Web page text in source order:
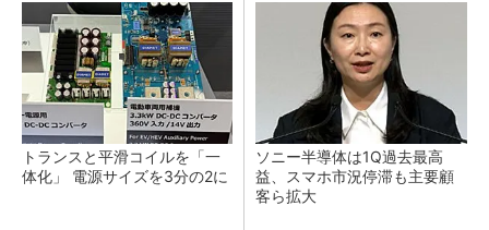
トランスと平滑コイルを「一
体化」 電源サイズを3分の2に
ソニー半導体は1Q過去最高
益、スマホ市況停滞も主要顧
客ら拡大